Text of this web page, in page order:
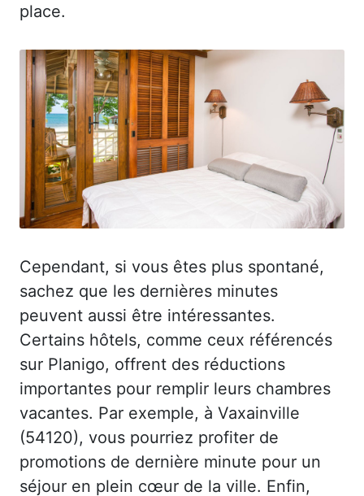
place.
Cependant, si vous êtes plus spontané,
sachez que les dernières minutes
peuvent aussi être intéressantes.
Certains hôtels, comme ceux référencés
sur Planigo, offrent des réductions
importantes pour remplir leurs chambres
vacantes. Par exemple, à Vaxainville
(54120), vous pourriez profiter de
promotions de dernière minute pour un
séjour en plein cœur de la ville. Enfin,